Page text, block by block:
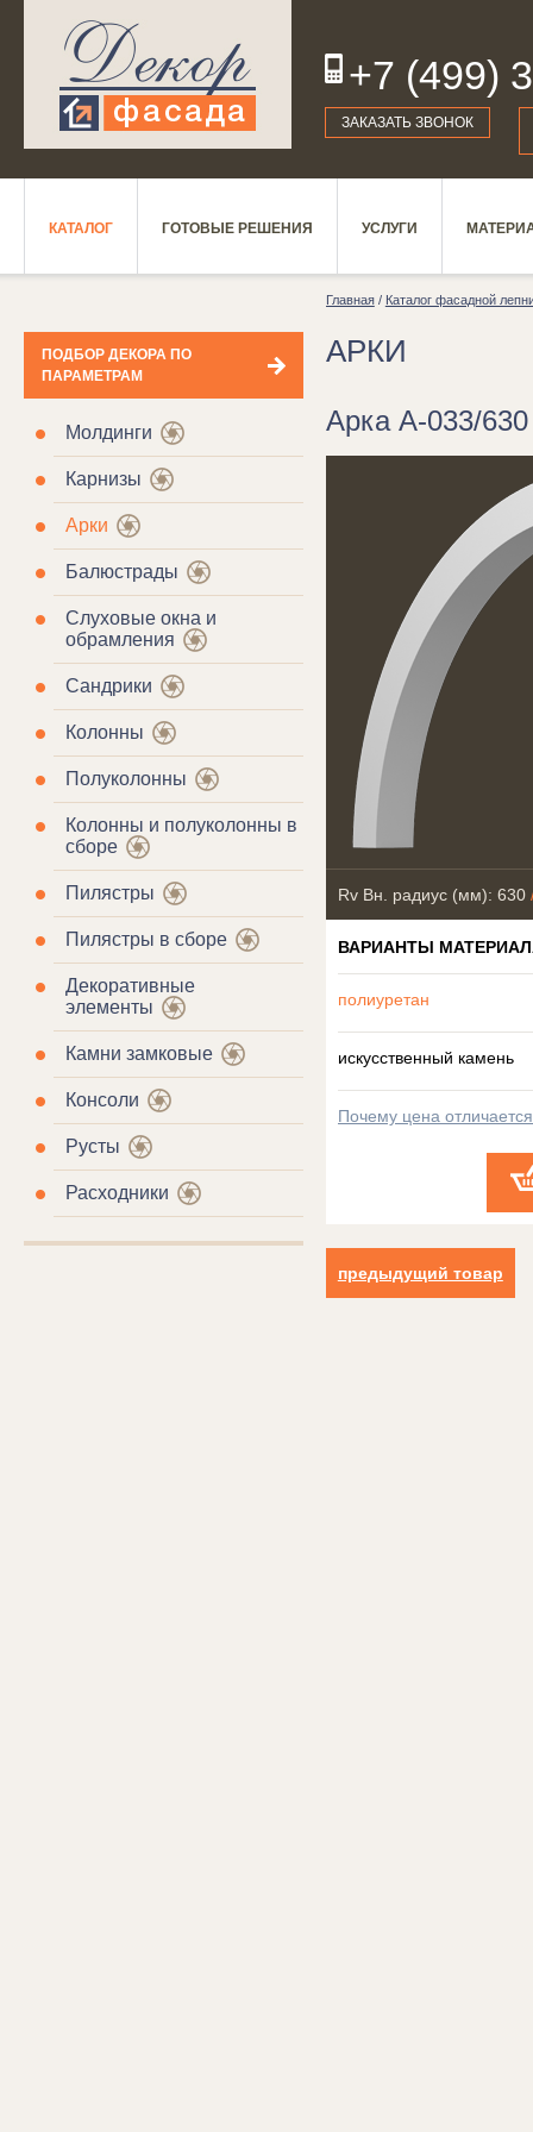
+7 (499)
19
ЗАКАЗАТЬ ЗВОНОК
КАТАЛОГ ГОТОВЫЕ РЕШЕНИЯ УСЛУГИ
ПОДБОР ДЕКОРА ПО
ПАРАМЕТРАМ
Молдинги
Карнизы
Арки
Балюстрады
Слуховые окна и
обрамления
Сандрики
Колонны
Полуколонны
Колонны и полуколонны в
сборе
Пилястры
Пилястры в сборе
Декоративные
элементы
Камни замковые
Консоли
Русты
Расходники
Главная/ Каталог фасадной
АРКИ
Арка А-033/
Rv Вн. радиус (мм): 630
ВАРИАНТЫ
полиуретан
искусственный камень
Почему цена
предыдущий товар